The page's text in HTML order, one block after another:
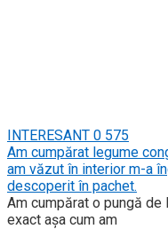
INTERESANT 0 575
Am cumpărat legume
am văzut în interior m-a
descoperit în pachet.
Am cumpărat o pungă
exact așa cum am